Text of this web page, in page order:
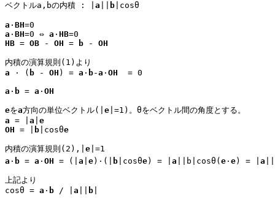
ベクトルa,bの内積 : | a b |cosθ
a · BH
a · BH=0 ⇔ a · HB
HB = OB - OH = b - OH
a
· ( b - OH ) = a · b-a · OH
  = 0
a · b = a · OH
eをa方向の単位ベクトル(| e
a = | a e
OH = | b |cosθe
内積の演算規則(2),| e
a · b = a · OH = (| a e)·(| b |cosθe) = | a ||b|cosθ( e · e) = | a
上記より
cosθ = a · b / | a b